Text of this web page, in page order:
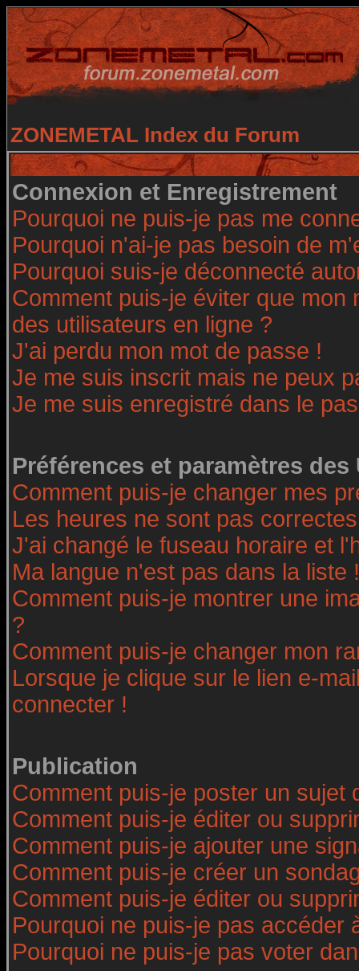
ZONEMETAL Index du Forum
Connexion et Enregistrement
Pourquoi ne puis-je pas me
Pourquoi n'ai-je pas besoin de
Pourquoi suis-je déconnecté
Comment puis-je éviter que
des utilisateurs en ligne ?
J'ai perdu mon mot de passe !
Je me suis inscrit mais ne peux
Je me suis enregistré dans le
Préférences et paramètres
Comment puis-je changer mes
Les heures ne sont pas
J'ai changé le fuseau horaire et
Ma langue n'est pas dans la liste !
Comment puis-je montrer une
?
Comment puis-je changer mon
Lorsque je clique sur le lien e-
connecter !
Publication
Comment puis-je poster un sujet
Comment puis-je éditer ou
Comment puis-je ajouter une
Comment puis-je créer un
Comment puis-je éditer ou
Pourquoi ne puis-je pas accéder
Pourquoi ne puis-je pas voter